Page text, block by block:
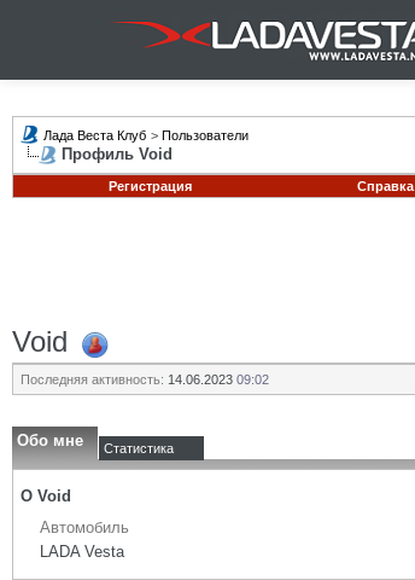
Лада Веста Клуб > Пользователи
Профиль Void
Регистрация
Справка
Void
Последняя активность: 14.06.2023 09:02
Обо мне Статистика
О Void
Автомобиль
LADA Vesta